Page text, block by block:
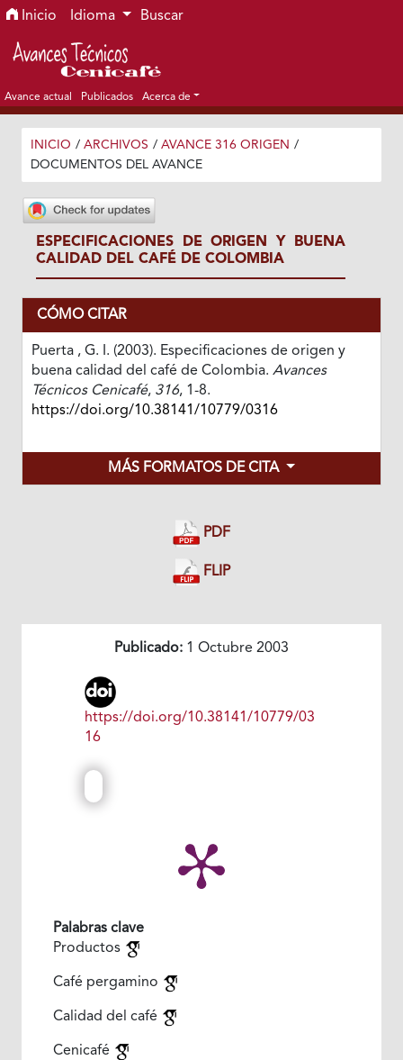
Ir al menú de navegación principal
Ir al contenido principal
Ir al pie de página del sitio
Inicio Idioma Buscar
Avance actual Publicados Acerca de
INICIO / ARCHIVOS / AVANCE 316 ORIGEN /
DOCUMENTOS DEL AVANCE
ESPECIFICACIONES DE ORIGEN Y BUENA
CALIDAD DEL CAFÉ DE COLOMBIA
CÓMO CITAR
Puerta , G. I. (2003). Especificaciones de origen y
buena calidad del café de Colombia. Avances
Técnicos Cenicafé, 316, 1-8.
https://doi.org/10.38141/10779/0316
MÁS FORMATOS DE CITA
PDF
FLIP
Publicado: 1 Octubre 2003
https://doi.org/10.38141/10779/03
16
Palabras clave
Productos
Café pergamino
Calidad del café
Cenicafé